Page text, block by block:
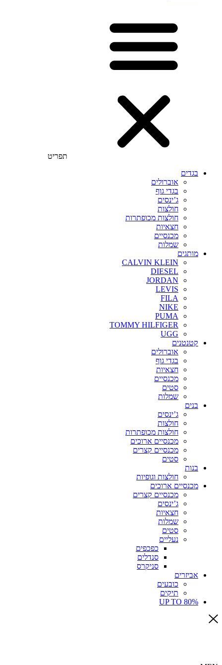
תפריט
בגדים
אוברולים
בגדי גוף
ג’ינסים
חולצות
חולצות מכופתרות
חצאיות
מכנסיים
שמלות
מותגים
CALVIN KLEIN
DIESEL
JORDAN
LEVIS
FILA
NIKE
PUMA
TOMMY HILFIGER
UGG
קטנטנים
אוברולים
בגדי גוף
חצאיות
מכנסיים
סטים
שמלות
בנים
ג’ינסים
חולצות
חולצות מכופתרות
מכנסיים ארוכים
מכנסיים קצרים
סטים
בנות
חולצות וגופיות
מכנסיים ארוכים
מכנסיים קצרים
ג’ינסים
חצאיות
שמלות
סטים
נעליים
כפכפים
סנדלים
סניקרס
אביזרים
כובעים
תיקים
UP TO 80%